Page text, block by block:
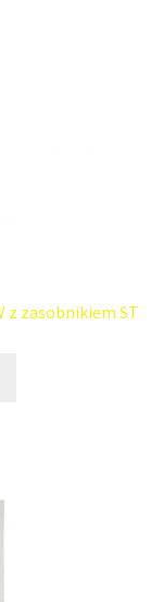
z zasobnikiem ST